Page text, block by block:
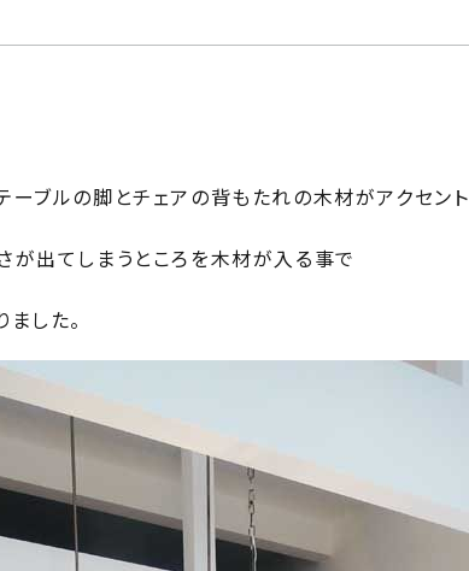
ーブルの脚とチェアの背もたれの木材がアクセント
が出てしまうところを木材が入る事で
した。